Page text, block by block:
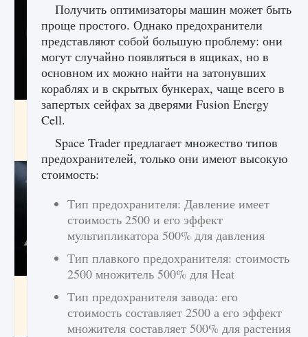
Как разблокировать чертеж счастливого
оружия в MW3 и Warzone
9 августа 2024 1 151 0 0
0
Получить оптимизаторы машин может быть
проще простого. Однако предохранители
представляют собой большую проблему: они
могут случайно появляться в ящиках, но в
основном их можно найти на затонувших
кораблях и в скрытых бункерах, чаще всего в
запертых сейфах за дверями Fusion Energy
Cell.
Space Trader предлагает множество типов
предохранителей, только они имеют высокую
стоимость:
Тип предохранителя: Давление имеет
стоимость 2500 и его эффект
мультипликатора 500% для давления
Тип плавкого предохранителя: стоимость
2500 множитель 500% для Heat
Тип предохранителя завода: его
стоимость составляет 2500 а его эффект
множителя составляет 500% для растения